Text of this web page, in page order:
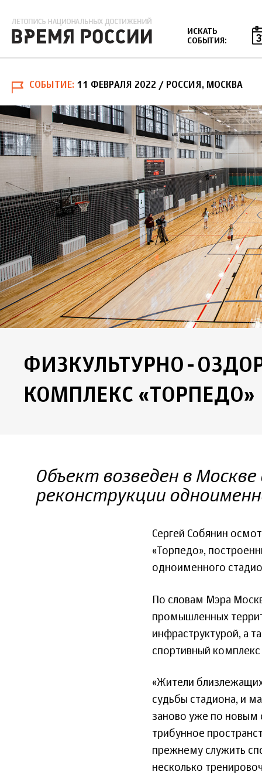
ИСКАТЬ
СОБЫТИЯ:
СОБЫТИЕ 11 ФЕВРАЛЯ 2022 / РОССИЯ, МОСКВА
ФИЗКУЛЬТУРНО-
КОМПЛЕКС «ТОРПЕДО»
Объект возведен в Москве
реконструкции
Сергей Собянин
«Торпедо»,
одноименного
По словам Мэра
промышленных
инфраструктурой, а
спортивный
«Жители
судьбы стадиона, и
заново уже по новым
трибунное
прежнему служить
несколько